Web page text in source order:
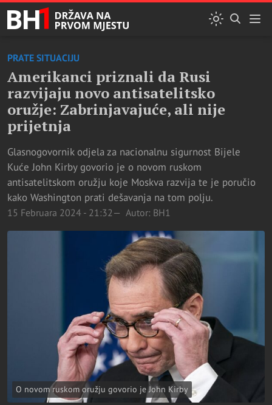
PRATE SITUACIJU
Amerikanci priznali da Rusi
razvijaju novo antisatelitsko
oružje: Zabrinjavajuće, ali nije
prijetnja
Glasnogovornik odjela za nacionalnu sigurnost Bijele
Kuće John Kirby govorio je o novom ruskom
antisatelitskom oružju koje Moskva razvija te je poručio
kako Washington prati dešavanja na tom polju.
15 Februara 2024 - 21:32 Autor: BH1
O novom ruskom oružju govorio je John Kirby